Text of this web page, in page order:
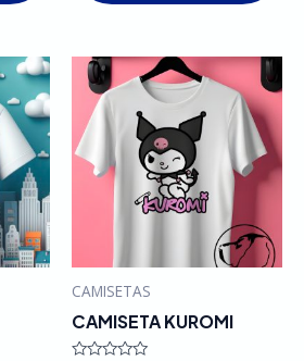
CAMISETAS
CAMISETA KUROMI